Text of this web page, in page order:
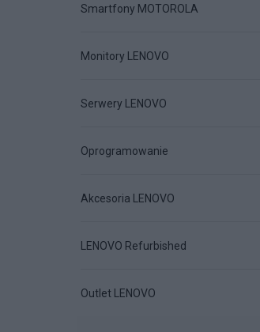
Smartfony MOTOROLA
Monitory LENOVO
Serwery LENOVO
Oprogramowanie
Akcesoria LENOVO
LENOVO Refurbished
Outlet LENOVO